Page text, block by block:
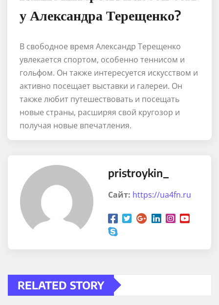
у Александра Терещенко?
В свободное время Александр Терещенко
увлекается спортом, особенно теннисом и
гольфом. Он также интересуется искусством и
активно посещает выставки и галереи. Он
также любит путешествовать и посещать
новые страны, расширяя свой кругозор и
получая новые впечатления.
pristroykin_
Сайт: https://ua4fn.ru
RELATED STORY